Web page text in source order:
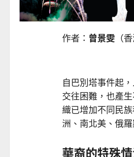
作者： 曾景雯 （
自巴別塔事件起
交往困難，也產
織已增加不同民
洲、南北美、俄
華裔的特殊